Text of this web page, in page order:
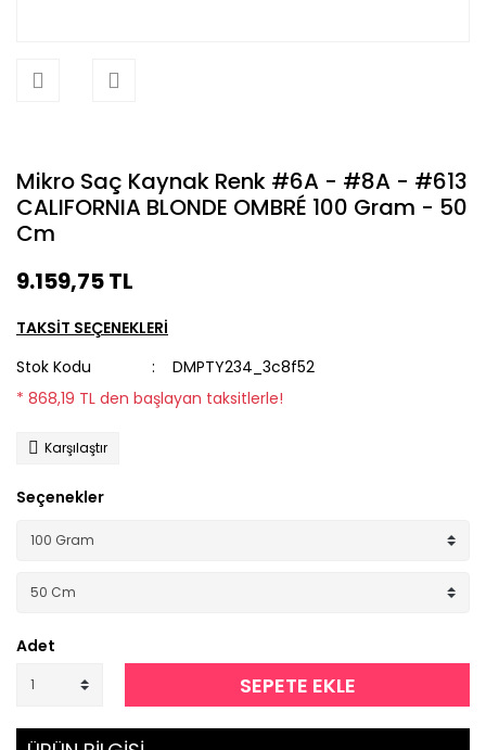
Mikro Saç Kaynak Renk #6A - #8A - #613
CALIFORNIA BLONDE OMBRÉ 100 Gram - 50
Cm
9.159,75 TL
TAKSİT SEÇENEKLERİ
Stok Kodu
DMPTY234_3c8f52
* 868,19 TL den başlayan taksitlerle!
Karşılaştır
Seçenekler
Adet
SEPETE EKLE